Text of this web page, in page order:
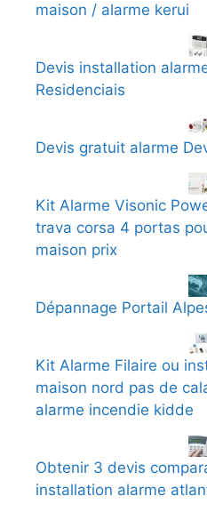
maison / alarme kerui
Devis installation
Residenciais
Devis gratuit alarme
Kit Alarme Visonic
trava corsa 4 portas
maison prix
Dépannage Portail
Kit Alarme Filaire ou
maison nord pas de
alarme incendie kidde
Obtenir 3 devis
installation alarme